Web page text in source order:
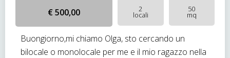
€ 500,00 2
locali
50
mq
Buongiorno,mi chiamo Olga, sto cercando un
bilocale o monolocale per me e il mio ragazzo nella